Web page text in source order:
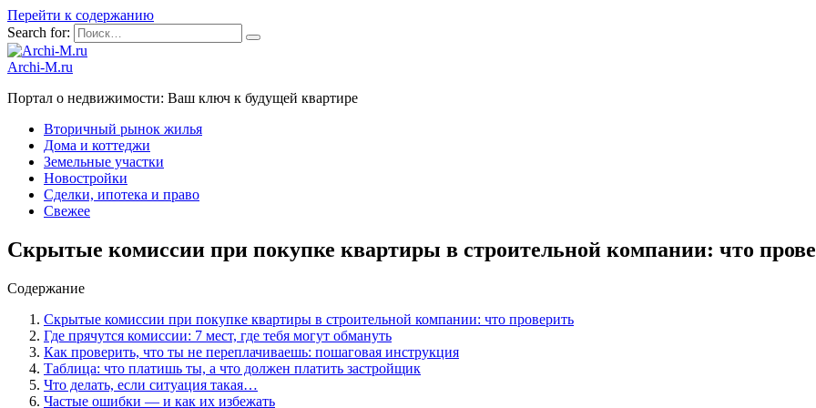
Перейти к содержанию
Search for:
Archi-M.ru
Портал о недвижимости: Ваш ключ к будущей квартире
Вторичный рынок жилья
Дома и коттеджи
Земельные участки
Новостройки
Сделки, ипотека и право
Свежее
Скрытые комиссии при покупке квартиры в строительной компании: что
Содержание
Скрытые комиссии при покупке квартиры в строительной компании: что проверить
Где прячутся комиссии: 7 мест, где тебя могут обмануть
Как проверить, что ты не переплачиваешь: пошаговая инструкция
Таблица: что платишь ты, а что должен платить застройщик
Что делать, если ситуация такая…
Частые ошибки — и как их избежать